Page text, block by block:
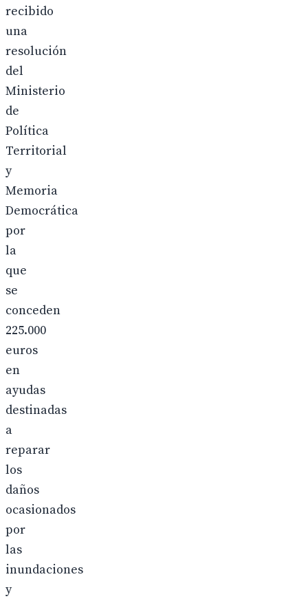
recibido
una
resolución
del
Ministerio
de
Política
Territorial
y
Memoria
Democrática
por
la
que
se
conceden
225.000
euros
en
ayudas
destinadas
a
reparar
los
daños
ocasionados
por
las
inundaciones
y